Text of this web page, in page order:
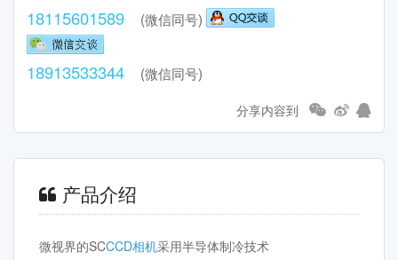
18115601589 (微信同号)
18913533344 (微信同号)
分享内容到
产品介绍
微视界的SCCCD相机采用半导体制冷技术